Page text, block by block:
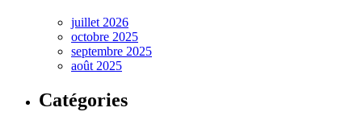
juillet 2026
octobre 2025
septembre 2025
août 2025
Catégories